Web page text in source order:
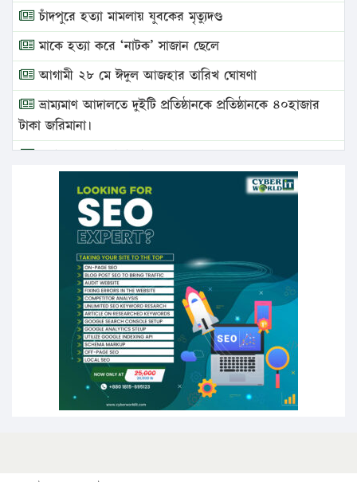
চাঁদপুরে হত্যা মামলায় যুবকের মৃত্যুদণ্ড
মাকে হত্যা করে ‘নাটক’ সাজান ছেলে
আগামী ২৮ মে ঈদুল আজহার তারিখ ঘোষণা
ভ্রাম্যমাণ আদালতে দুইটি প্রতিষ্ঠানকে প্রতিষ্ঠানকে ৪০হাজার
টাকা জরিমানা।
এবার লঞ্চের ভাড়া বাড়ল
১৭ থেকে ২১ শতাংশ বিদ্যুতের দাম বাড়ানোর প্রস্তাব পিডিবির
১৬ মে চাঁদপুর ও ২৫ মে ফেনী সফরে যাবেন প্রধানমন্ত্রী
উচ্চশিক্ষায় গৌরবময় অর্জন: পূর্ণ স্কলারশিপে যুক্তরাষ্ট্রে
পিএইচডি করছেন কুয়েটের কৃতি…
সারা দেশে বজ্রাঘাতে ১৪ জনের প্রাণহানি
কঠোর হচ্ছে এসএসসি ও এইচএসসি পরীক্ষা
ফরিদগঞ্জে আগুনে পুড়লো ৬ ব্যবসা প্রতিষ্ঠান